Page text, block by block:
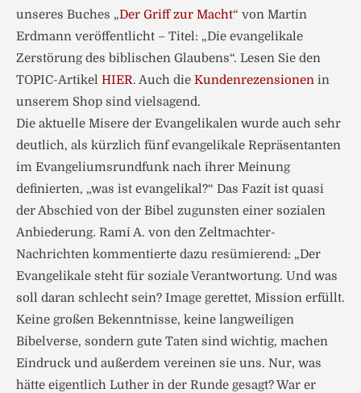
unseres Buches „Der Griff zur Macht“ von Martin
Erdmann veröffentlicht – Titel: „Die evangelikale
Zerstörung des biblischen Glaubens“. Lesen Sie den
TOPIC-Artikel HIER. Auch die Kundenrezensionen in
unserem Shop sind vielsagend.
Die aktuelle Misere der Evangelikalen wurde auch sehr
deutlich, als kürzlich fünf evangelikale Repräsentanten
im Evangeliumsrundfunk nach ihrer Meinung
definierten, „was ist evangelikal?“ Das Fazit ist quasi
der Abschied von der Bibel zugunsten einer sozialen
Anbiederung. Rami A. von den Zeltmachter-
Nachrichten kommentierte dazu resümierend: „Der
Evangelikale steht für soziale Verantwortung. Und was
soll daran schlecht sein? Image gerettet, Mission erfüllt.
Keine großen Bekenntnisse, keine langweiligen
Bibelverse, sondern gute Taten sind wichtig, machen
Eindruck und außerdem vereinen sie uns. Nur, was
hätte eigentlich Luther in der Runde gesagt? War er